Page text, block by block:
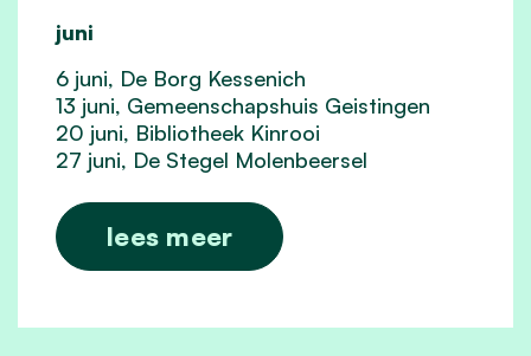
juni
6 juni, De Borg Kessenich
13 juni, Gemeenschapshuis Geistingen
20 juni, Bibliotheek Kinrooi
27 juni, De Stegel Molenbeersel
lees meer